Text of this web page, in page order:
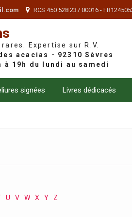
RCS 450 528 237 00016 -
Expertise sur R.V.
signées Livres dédicacés
U V W X Y Z